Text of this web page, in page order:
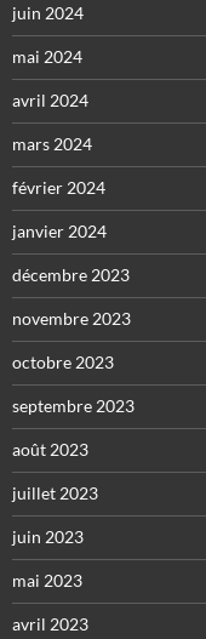
juin 2024
mai 2024
avril 2024
mars 2024
février 2024
janvier 2024
décembre 2023
novembre 2023
octobre 2023
septembre 2023
août 2023
juillet 2023
juin 2023
mai 2023
avril 2023